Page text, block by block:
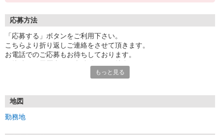
応募方法
「応募する」ボタンをご利用下さい。
こちらより折り返しご連絡をさせて頂きます。
お電話でのご応募もお待ちしております。
もっと見る
地図
勤務地